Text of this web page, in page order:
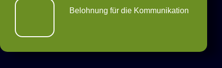
Belohnung für die Kommunikation